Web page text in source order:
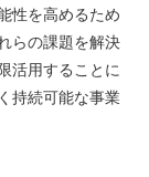
性を高めるため
らの課題を解決
活用することに
持続可能な事業